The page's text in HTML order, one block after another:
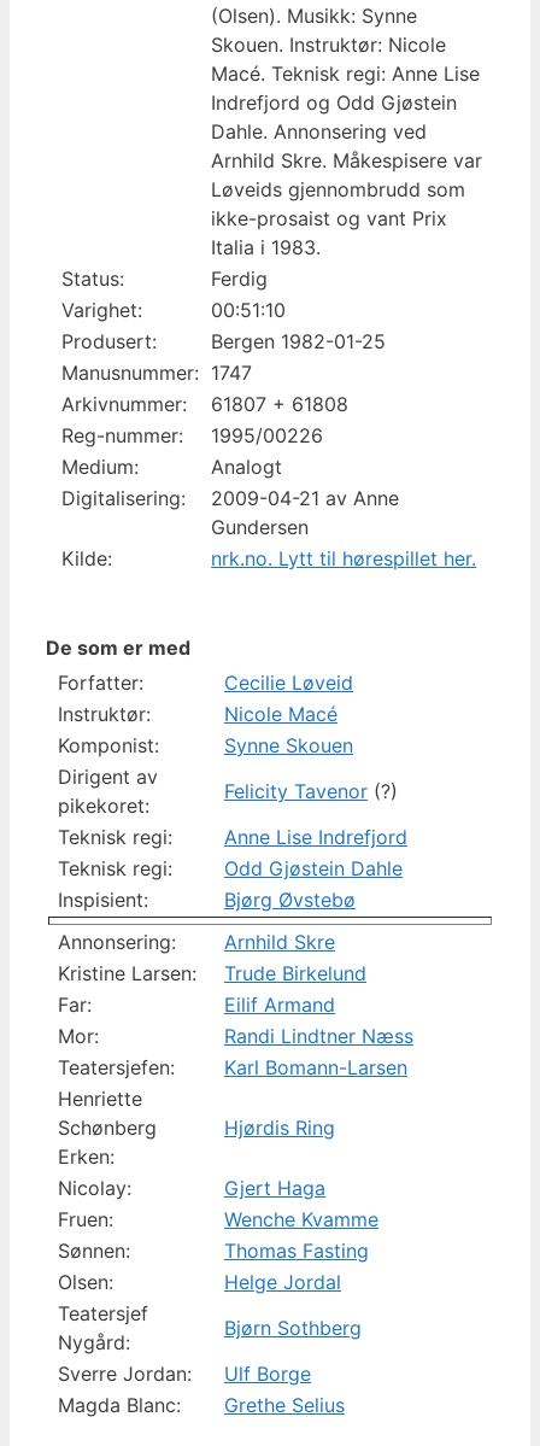
(Olsen). Musikk: Synne
Skouen. Instruktør: Nicole
Macé. Teknisk regi: Anne Lise
Indrefjord og Odd Gjøstein
Dahle. Annonsering ved
Arnhild Skre. Måkespisere var
Løveids gjennombrudd som
ikke-prosaist og vant Prix
Italia i 1983.
Status:
Ferdig
Varighet:
00:51:10
Produsert:
Bergen 1982-01-25
Manusnummer: 1747
Arkivnummer:
61807 + 61808
Reg-nummer:
1995/00226
Medium:
Analogt
Digitalisering:
2009-04-21 av Anne
Gundersen
Kilde:
nrk.no. Lytt til hørespillet her.
De som er med
Forfatter:
Cecilie Løveid
Instruktør:
Nicole Macé
Komponist:
Synne Skouen
Dirigent av
pikekoret:
Felicity Tavenor (?)
Teknisk regi:
Anne Lise Indrefjord
Teknisk regi:
Odd Gjøstein Dahle
Inspisient:
Bjørg Øvstebø
Annonsering:
Arnhild Skre
Kristine Larsen:
Trude Birkelund
Far:
Eilif Armand
Mor:
Randi Lindtner Næss
Teatersjefen:
Karl Bomann-Larsen
Henriette
Schønberg
Erken:
Hjørdis Ring
Nicolay:
Gjert Haga
Fruen:
Wenche Kvamme
Sønnen:
Thomas Fasting
Olsen:
Helge Jordal
Teatersjef
Nygård:
Bjørn Sothberg
Sverre Jordan:
Ulf Borge
Magda Blanc:
Grethe Selius